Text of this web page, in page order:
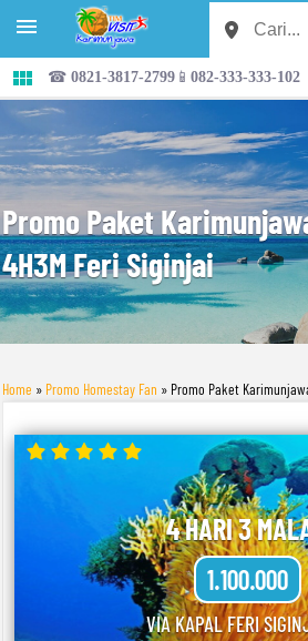


☎ 0821-3817-2799📱082-333-333-102
Promo Paket
4H3M Feri Siginjai
Home » Promo Homestay Fan » Promo Paket
4 HARI 3
1.100.000
VIA KAPAL FERI